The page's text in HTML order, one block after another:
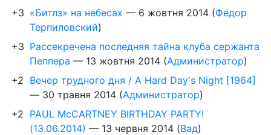
+3 «Битлз» на небесах — 6 жовтня 2014 (Федор
Терпиловский)
+3 Рассекречена последняя тайна клуба сержанта
Пеппера — 13 жовтня 2014 (Администратор)
+2 Вечер трудного дня / A Hard Day's Night [1964]
— 30 травня 2014 (Администратор)
+2 PAUL McCARTNEY BIRTHDAY PARTY!
(13.06.2014) — 13 червня 2014 (Вад)